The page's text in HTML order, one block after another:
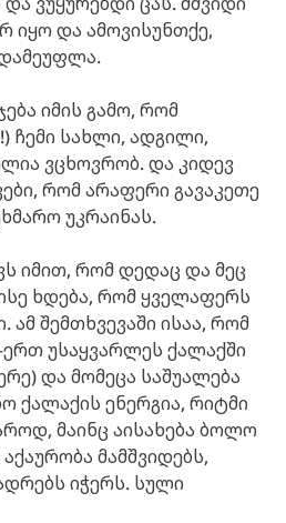
იყო და ამოვისუნთქე,
იმის გამო, რომ
ჩემი სახლი, ადგილი,
ვცხოვრობ. და კიდევ
რომ არაფერი გავაკეთე
უკრაინას.
იმით, რომ დედაც და მეც
ხდება, რომ ყველაფერს
ამ შემთხვევაში ისაა, რომ
უსაყვარლეს ქალაქში
და მომეცა საშუალება
ქალაქის ენერგია, რიტმი
მაინც აისახება ბოლო
მამშვიდებს,
იჭერს. სული